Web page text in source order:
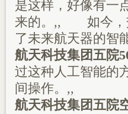
是这样，好像有一
来的。,, 如今，
了未来航天器的
航天科技集团五院
过这种人工智能的
间操作。,,
航天科技集团五院